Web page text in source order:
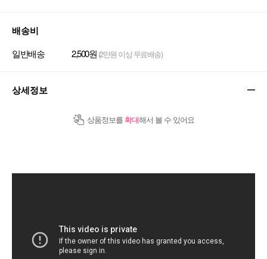
배송비
일반배송 2,500원 (2만원 이상 무료배송)
상세정보
상품정보를 확대해서 볼 수 있어요